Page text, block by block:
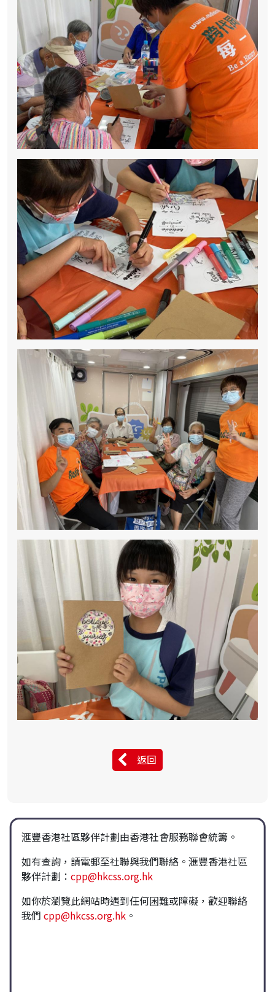
返回
滙豐香港社區夥伴計劃由香港社會服務聯會統籌。
如有查詢，請電郵至社聯與我們聯絡。滙豐香港社區
夥伴計劃： cpp@hkcss.org.hk
如你於瀏覽此網站時遇到任何困難或障礙，歡迎聯絡
我們 cpp@hkcss.org.hk。